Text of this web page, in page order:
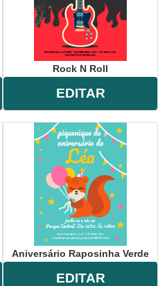
Rock N Roll
EDITAR
Aniversário Raposinha Verde
EDITAR